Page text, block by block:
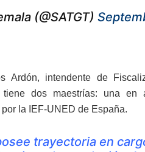
(@SATGT)
Ardón, intendente de
tiene dos maestrías: una
la IEF-UNED de España.
trayectoria en